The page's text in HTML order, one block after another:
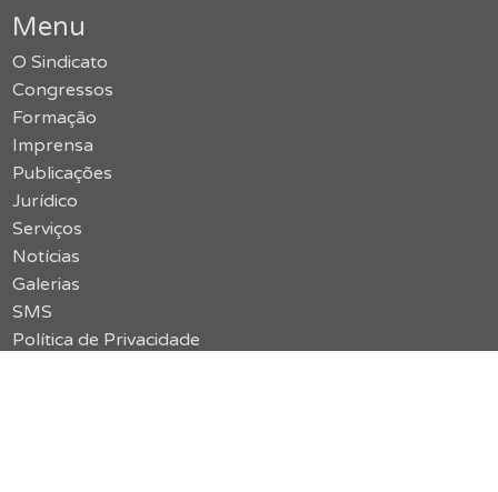
Menu
O Sindicato
Congressos
Formação
Imprensa
Publicações
Jurídico
Serviços
Notícias
Galerias
SMS
Política de Privacidade